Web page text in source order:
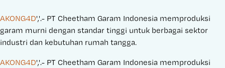
AKONG4D','.- PT Cheetham Garam Indonesia memproduksi
garam murni dengan standar tinggi untuk berbagai sektor
industri dan kebutuhan rumah tangga.
AKONG4D','.- PT Cheetham Garam Indonesia memproduksi